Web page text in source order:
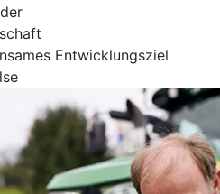
Entwicklungsziel